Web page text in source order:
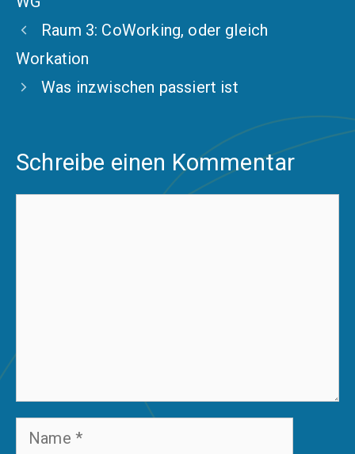
Raum 3: CoWorking, oder gleich
Workation
Was inzwischen passiert ist
Schreibe einen Kommentar
Name